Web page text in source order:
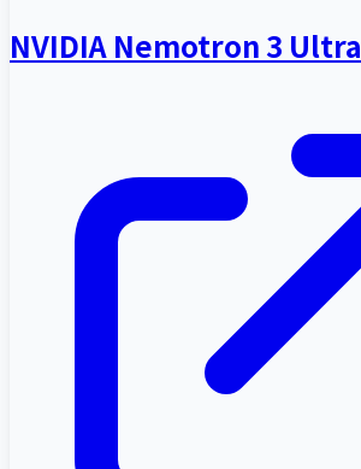
NVIDIA Nemotron 3 Ultra